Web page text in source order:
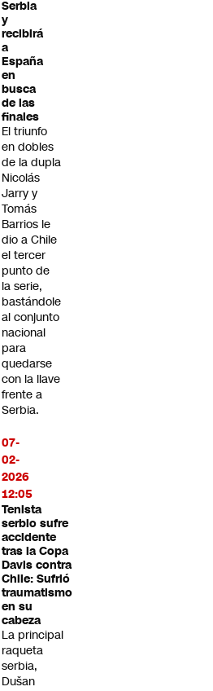
Serbia
y
recibirá
a
España
en
busca
de las
finales
El triunfo
en dobles
de la dupla
Nicolás
Jarry y
Tomás
Barrios le
dio a Chile
el tercer
punto de
la serie,
bastándole
al conjunto
nacional
para
quedarse
con la llave
frente a
Serbia.
07-
02-
2026
12:05
Tenista
serbio sufre
accidente
tras la Copa
Davis contra
Chile: Sufrió
traumatismo
en su
cabeza
La principal
raqueta
serbia,
Dušan